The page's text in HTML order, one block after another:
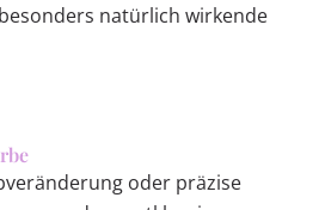
natürlich wirkende
oder präzise